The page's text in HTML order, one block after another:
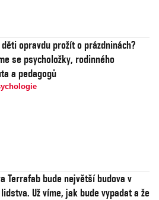
opravdu prožít o prázdninách?
se psycholožky, rodinného
a pedagogů
Terrafab bude největší budova v
Už víme, jak bude vypadat a že